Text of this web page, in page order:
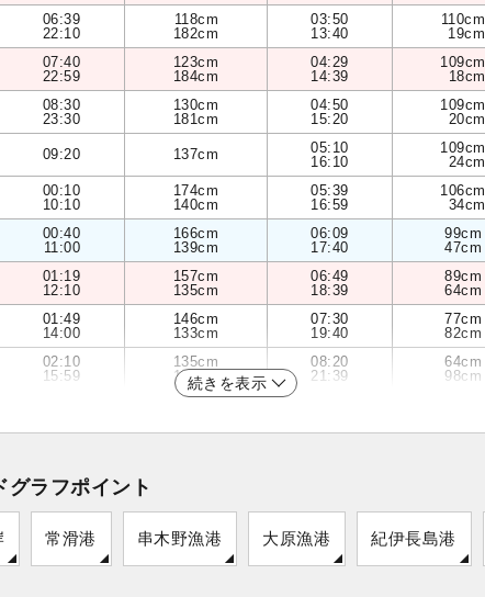
06:39
22:10
118cm
182cm
03:50
13:40
110cm
19cm
07:40
22:59
123cm
184cm
04:29
14:39
109cm
18cm
08:30
23:30
130cm
181cm
04:50
15:20
109cm
20cm
09:20 137cm
05:10
16:10
109cm
24cm
00:10
10:10
174cm
140cm
05:39
16:59
106cm
34cm
00:40
11:00
166cm
139cm
06:09
17:40
99cm
47cm
01:19
12:10
157cm
135cm
06:49
18:39
89cm
64cm
01:49
14:00
146cm
133cm
07:30
19:40
77cm
82cm
02:10
15:59
135cm
138cm
08:20
21:39
64cm
98cm
続きを表示
グラフポイント
常滑港 串木野漁港 大原漁港 紀伊長島港